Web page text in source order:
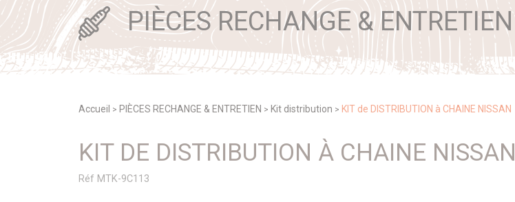
PIÈCES RECHANGE & ENTRETIEN
Accueil > PIÈCES RECHANGE & ENTRETIEN > Kit distribution > KIT de DISTRIBUTION à CHAINE NISSAN
KIT DE DISTRIBUTION À CHAINE NISSAN
Réf MTK-9C113